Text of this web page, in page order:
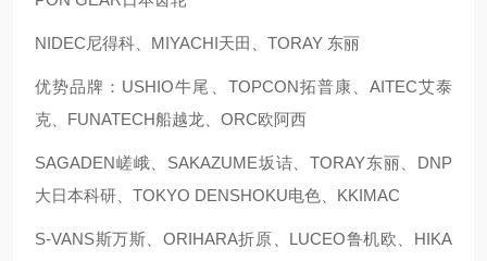
NIDEC尼得科、MIYACHI天田、TORAY 东丽
优势品牌：USHIO牛尾、TOPCON拓普康、AITEC艾泰
克、FUNATECH船越龙、ORC欧阿西
SAGADEN嵯峨、SAKAZUME坂诘、TORAY东丽、DNP
大日本科研、TOKYO DENSHOKU电色、KKIMAC
S-VANS斯万斯、ORIHARA折原、LUCEO鲁机欧、HIKA